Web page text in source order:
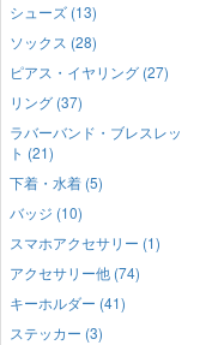
シューズ (13)
ソックス (28)
ピアス・イヤリング (27)
リング (37)
ラバーバンド・ブレスレッ
ト (21)
下着・水着 (5)
バッジ (10)
スマホアクセサリー (1)
アクセサリー他 (74)
キーホルダー (41)
ステッカー (3)